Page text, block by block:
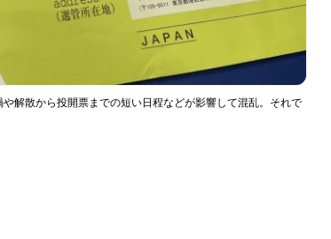
解散から投開票までの短い日程などが影響して混乱。それで